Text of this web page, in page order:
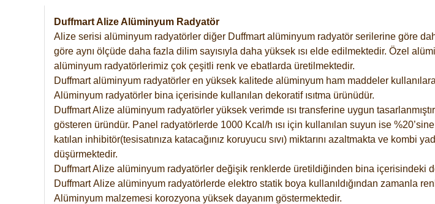
Duffmart Alize Alüminyum Radyatör
Alize serisi alüminyum radyatörler diğer Duffmart alüminyum radyatör serilerine göre
göre aynı ölçüde daha fazla dilim sayısıyla daha yüksek ısı elde edilmektedir. Özel
alüminyum radyatörlerimiz çok çeşitli renk ve ebatlarda üretilmektedir.
Duffmart alüminyum radyatörler en yüksek kalitede alüminyum ham maddeler
Alüminyum radyatörler bina içerisinde kullanılan dekoratif ısıtma ürünüdür.
Duffmart Alize alüminyum radyatörler yüksek verimde ısı transferine uygun
gösteren üründür. Panel radyatörlerde 1000 Kcal/h ısı için kullanılan suyun ise
katılan inhibitör(tesisatınıza katacağınız koruyucu sıvı) miktarını azaltmakta ve
düşürmektedir.
Duffmart Alize alüminyum radyatörler değişik renklerde üretildiğinden bina içerisindeki
DuffmartAlize alüminyum radyatörlerde elektro statik boya kullanıldığından zamanla
Alüminyum malzemesi korozyona yüksek dayanım göstermektedir.